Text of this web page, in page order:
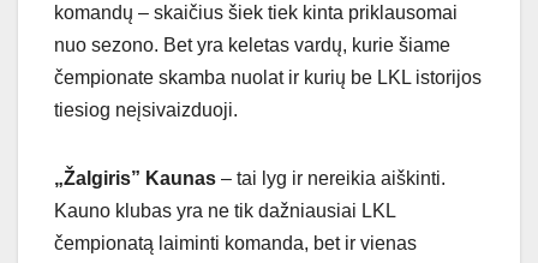
komandų – skaičius šiek tiek kinta priklausomai
nuo sezono. Bet yra keletas vardų, kurie šiame
čempionate skamba nuolat ir kurių be LKL istorijos
tiesiog neįsivaizduoji.
„Žalgiris” Kaunas – tai lyg ir nereikia aiškinti.
Kauno klubas yra ne tik dažniausiai LKL
čempionatą laiminti komanda, bet ir vienas